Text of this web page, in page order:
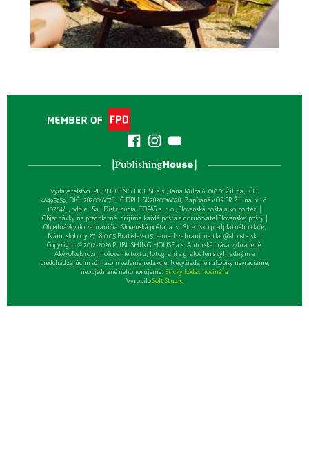
Vydavateľsťvo: PUBLISHING HOUSE a.s., Jána Milca 6, 010 01 Žilina, IČO:
46495959, DIČ: 2820016078, IČ DPH: SK2820016078, Zapísané v OR SR Žilina: vl. č.
10764/L, oddiel: Sa | Distribúcia: TOPAS, s. r. o., Slovenská pošta a kolportéri |
Objednávky na predplatné: prijíma každá pošta a doručovateľ Slovenskej pošty |
Objednávky do zahraničia: Slovenská pošta, a. s., Stredisko predplatného tlače,
Nám. slobody 27, 810 05 Bratislava 15, e-mail:zahranicna.tlac@slposta.sk. |
Copyright © 2012-2026 PUBLISHING HOUSE a.s. Autorské práva vyhradené.
Akékoľvek rozmnožovanie textu, fotografií a grafov len s výhradným a
predchádzajúcim súhlasom vedenia redakcie. Nevyžiadané rukopisy nevraciame,
neobjednané nehonorujeme. Etický kódex novinára
VyrobiloSoft Studio